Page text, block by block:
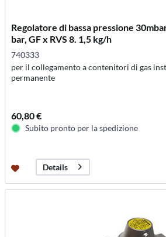
Regolatore di bassa pressione
bar, GF x RVS 8. 1,5 kg/h
740333
per il collegamento a contenitori di gas
permanente
60,80 €
Subito pronto per la spedizione
Details